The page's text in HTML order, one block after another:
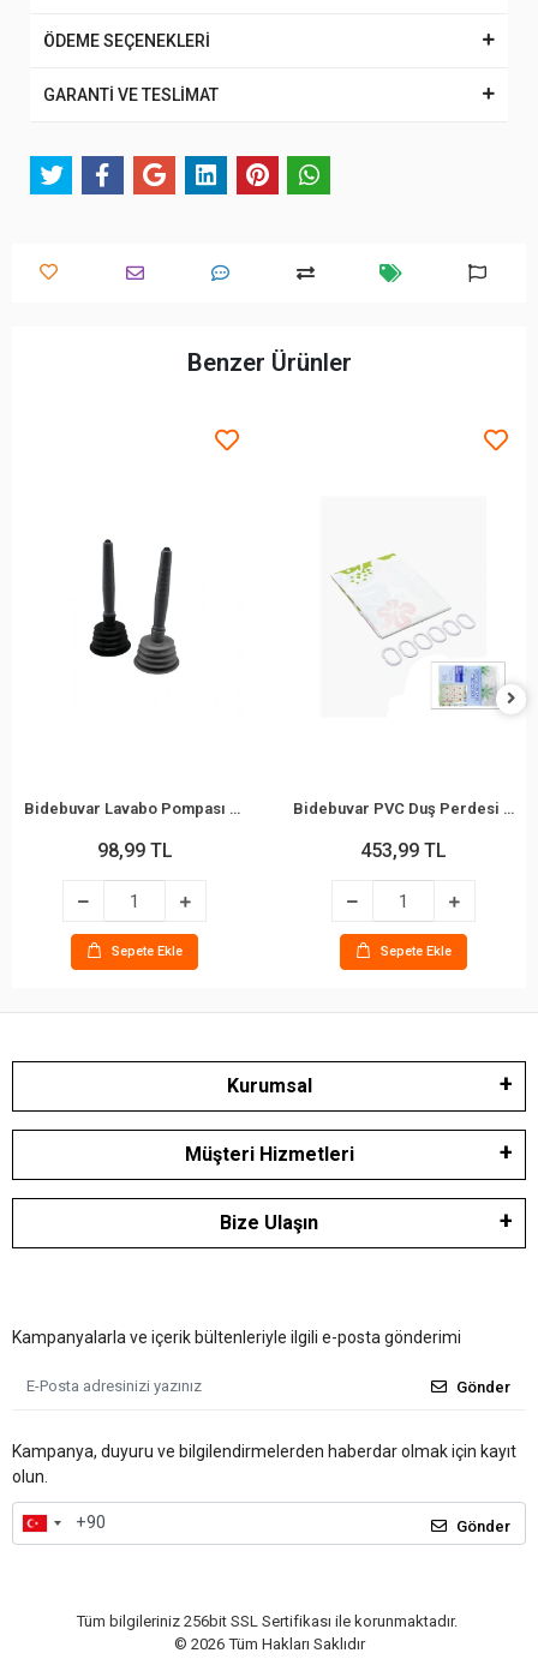
ÖDEME SEÇENEKLERİ
GARANTİ VE TESLİMAT
Benzer Ürünler
Bidebuvar Lavabo Pompası - Küçük Boy - Körüklü
98,99 TL
Sepete Ekle
Bidebuvar PVC Duş Perdesi - Çift Kanatlı - 12 Halkalı - 90x180 cm
453,99 TL
Sepete Ekle
Kurumsal
Müşteri Hizmetleri
Bize Ulaşın
Kampanyalarla ve içerik bültenleriyle ilgili e-posta gönderimi
Gönder
Kampanya, duyuru ve bilgilendirmelerden haberdar olmak için kayıt
olun.
Gönder
Tüm bilgileriniz 256bit SSL Sertifikası ile korunmaktadır.
© 2026 Tüm Hakları Saklıdır